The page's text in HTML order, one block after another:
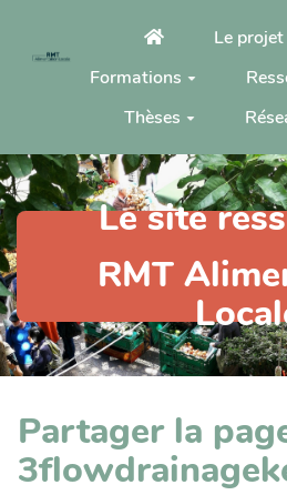
Aller au contenu principalLe projet
Formations
Thèses
Le site
RMT
Partager la